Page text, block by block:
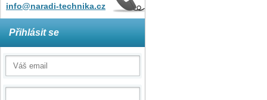
info@naradi-technika.cz
Přihlásit se